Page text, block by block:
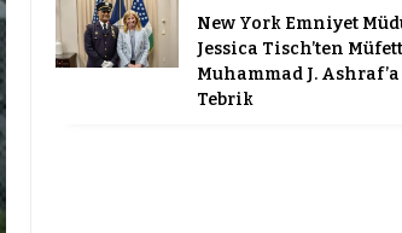
New York Emniyet
Jessica Tisch’ten
Muhammad J. Ashraf’a
Tebrik